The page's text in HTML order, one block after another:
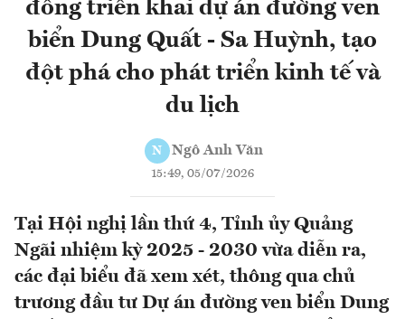
đồng triển khai dự án đường ven
biển Dung Quất - Sa Huỳnh, tạo
đột phá cho phát triển kinh tế và
du lịch
N Ngô Anh Văn
15:49, 05/07/2026
Tại Hội nghị lần thứ 4, Tỉnh ủy Quảng
Ngãi nhiệm kỳ 2025 - 2030 vừa diễn ra,
các đại biểu đã xem xét, thông qua chủ
trương đầu tư Dự án đường ven biển Dung